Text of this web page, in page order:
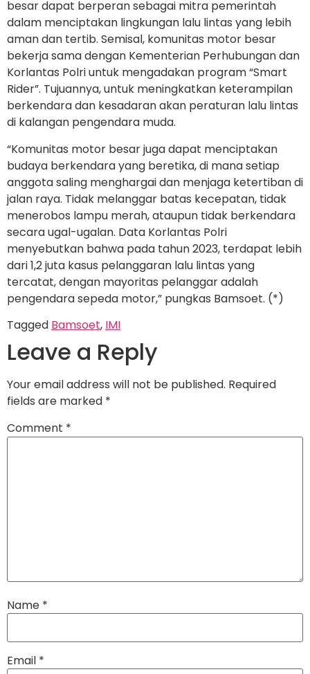
besar dapat berperan sebagai mitra pemerintah
dalam menciptakan lingkungan lalu lintas yang lebih
aman dan tertib. Semisal, komunitas motor besar
bekerja sama dengan Kementerian Perhubungan dan
Korlantas Polri untuk mengadakan program “Smart
Rider”. Tujuannya, untuk meningkatkan keterampilan
berkendara dan kesadaran akan peraturan lalu lintas
di kalangan pengendara muda.
“Komunitas motor besar juga dapat menciptakan
budaya berkendara yang beretika, di mana setiap
anggota saling menghargai dan menjaga ketertiban di
jalan raya. Tidak melanggar batas kecepatan, tidak
menerobos lampu merah, ataupun tidak berkendara
secara ugal-ugalan. Data Korlantas Polri
menyebutkan bahwa pada tahun 2023, terdapat lebih
dari 1,2 juta kasus pelanggaran lalu lintas yang
tercatat, dengan mayoritas pelanggar adalah
pengendara sepeda motor,” pungkas Bamsoet. (*)
Tagged Bamsoet, IMI
Leave a Reply
Your email address will not be published. Required
fields are marked *
Comment *
Name *
Email *